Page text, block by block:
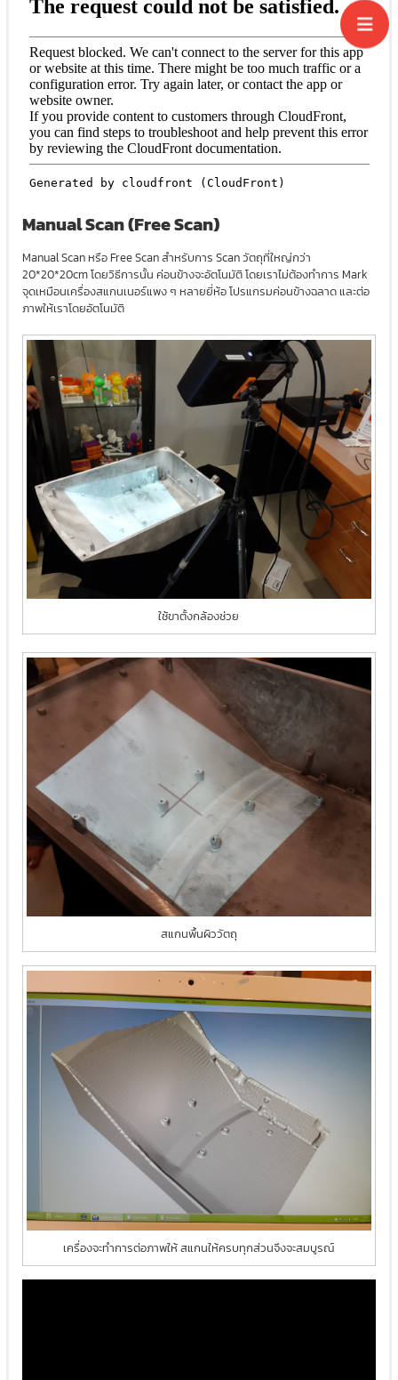
Manual Scan (Free Scan)
Manual Scan หรือ Free Scan สำหรับการ Scan วัตถุที่ใหญ่กว่า
20*20*20cm โดยวิธีการนั้น ค่อนข้างจะอัตโนมัติ โดยเราไม่ต้องทำการ Mark
จุดเหมือนเครื่องสแกนเนอร์แพง ๆ หลายยี่ห้อ โปรแกรมค่อนข้างฉลาด และต่อ
ภาพให้เราโดยอัตโนมัติ
ใช้ขาตั้งกล้องช่วย
สแกนพื้นผิววัตถุ
เครื่องจะทำการต่อภาพให้ สแกนให้ครบทุกส่วนจึงจะสมบูรณ์